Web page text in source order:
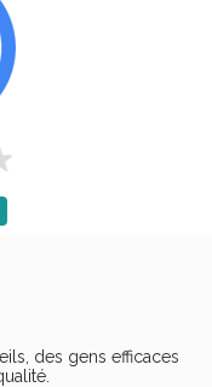
des gens efficaces